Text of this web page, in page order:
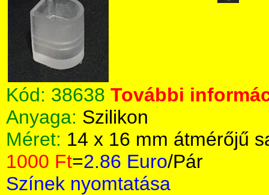
Kód: 38638 További
Anyaga: Szilikon
Méret: 14 x 16 mm átmérőjű
1000 Ft=2.86 Euro/Pár
Színek nyomtatása